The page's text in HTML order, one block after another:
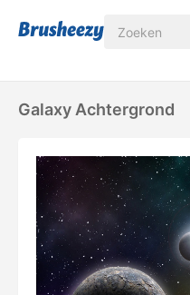
Galaxy Achtergrond